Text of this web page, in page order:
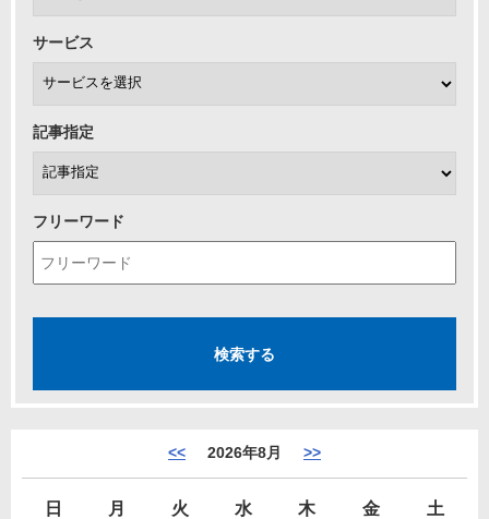
サービス
記事指定
フリーワード
<< 2026年8月 >>
日 月 火 水 木 金
土